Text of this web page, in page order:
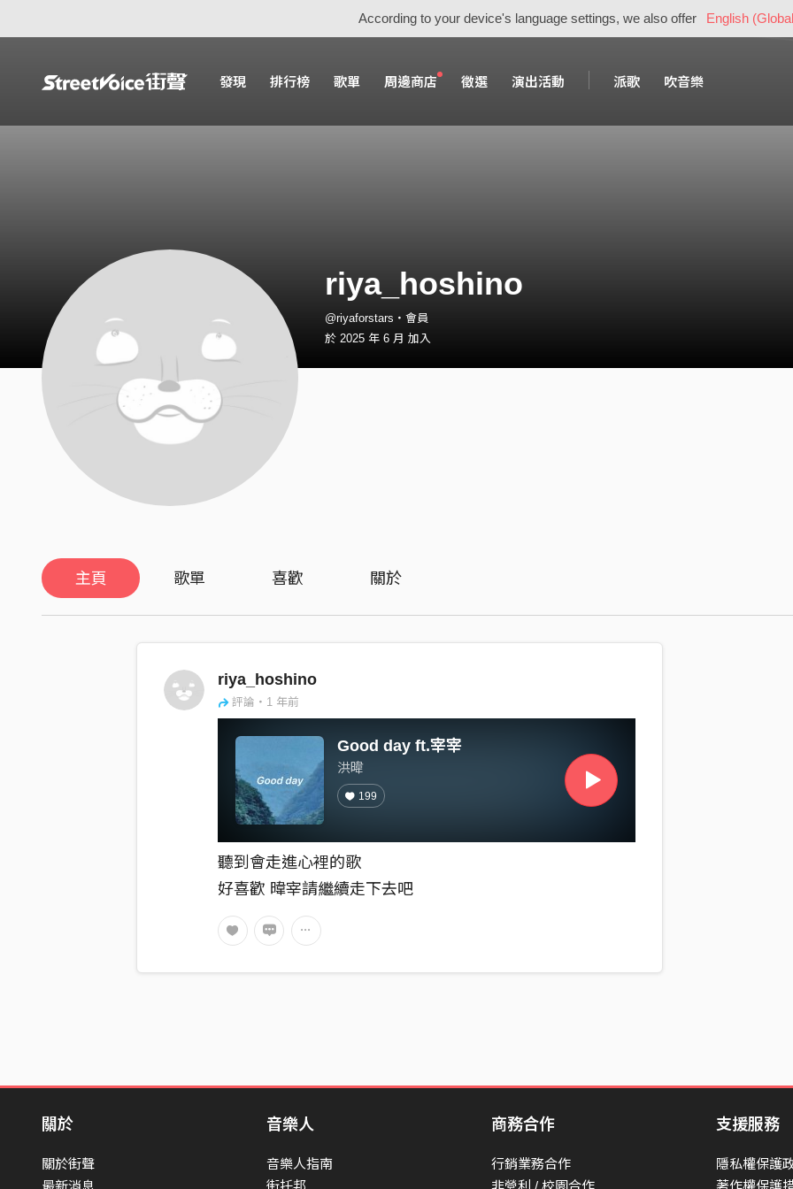
According to your device's language settings, we also offer English
發現 排行榜 歌單 周邊商店 徵選 演出活動 派歌 吹音樂
riya_hoshino
@riyaforstars・會員
於 2025 年 6 月 加入
主頁 歌單 喜歡 關於
riya_hoshino
評論・1 年前
Good day ft.宰宰
洪暐
199
聽到會走進心裡的歌
好喜歡 暐宰請繼續走下去吧
關於
關於街聲
音樂人
音樂人指南
商務合作
行銷業務合作
支援服務
隱私權保護